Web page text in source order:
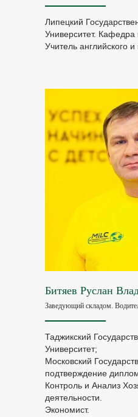
Липецкий
Университет. Кафедра
Учитель английского
Битяев Руслан
Заведующий складом.
Таджикский
Университет;
Московский
подтверждение
Контроль и Анализ
деятельности.
Экономист.
Мы на связи с 8:00 до
Билингвальный
детский сад
Я соглашаюсь с политикой
Связаться со мной
Команда
Английские
Языковые
для детей
Расписание
+7 (985) 997-23-65
mail@milcentre.ru